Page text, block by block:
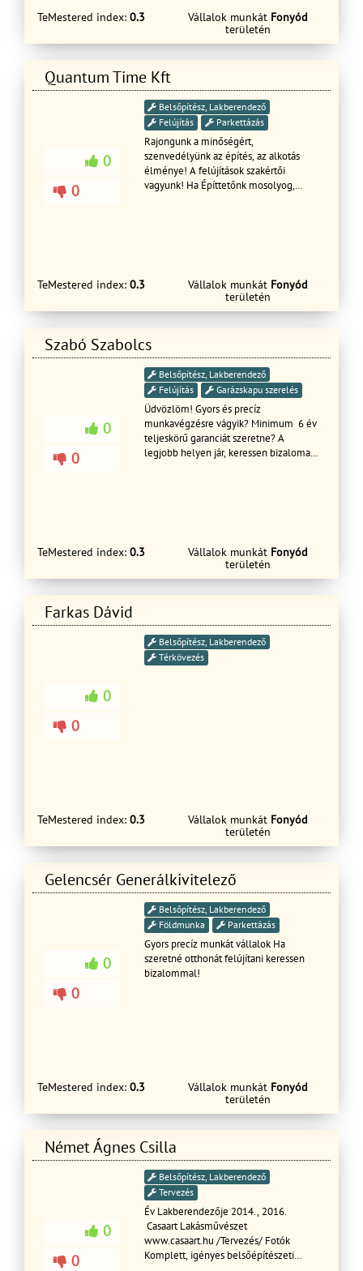
TeMestered index: 0.3 Vállalok munkát Fonyód
területén
Quantum Time Kft
0
0
Belsőpítész, Lakberendező
Felújítás
Parkettázás
Rajongunk a minőségért,
szenvedélyünk az építés, az alkotás
élménye! A felújítások szakértői
vagyunk! Ha Építtetőnk mosolyog,
TeMestered index: 0.3 Vállalok munkát Fonyód
területén
Szabó Szabolcs
0
0
Belsőpítész, Lakberendező
Felújítás
Garázskapu szerelés
Üdvözlöm! Gyors és precíz
munkavégzésre vágyik? Minimum 6 év
teljeskörű garanciát szeretne? A
legjobb helyen jár, keressen bizaloma!
TeMestered index: 0.3 Vállalok munkát Fonyód
területén
Farkas Dávid
0
0
Belsőpítész, Lakberendező
Térkövezés
TeMestered index: 0.3 Vállalok munkát Fonyód
területén
Gelencsér Generálkivitelező
0
0
Belsőpítész, Lakberendező
Földmunka
Parkettázás
Gyors precíz munkát vállalok Ha
szeretné otthonát felújítani keressen
bizalommal!
TeMestered index: 0.3 Vállalok munkát Fonyód
területén
Német Ágnes Csilla
0
0
Belsőpítész, Lakberendező
Tervezés
Év Lakberendezője 2014., 2016.
Casaart Lakásművészet
www.casaart.hu /Tervezés/ Fotók
Komplett, igényes belsőépítészeti